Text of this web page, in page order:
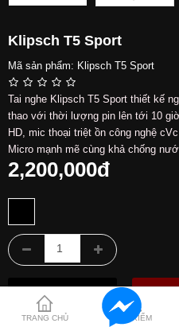
TRANG CHỦ TÌM KIẾM
Klipsch T5 Sport
Mã sản phẩm: Klipsch T5 Sport
Tai nghe Klipsch T5 Sport thiết kế
thao với thời lượng pin lên tới 10
HD, mic thoại triệt ồn công nghệ
Micro mạnh mẽ cùng khả chống
2,200,000đ